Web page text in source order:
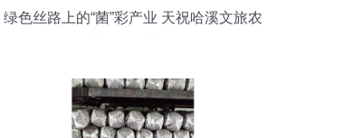
绿色丝路上的“菌”彩产业 天祝哈溪文旅农